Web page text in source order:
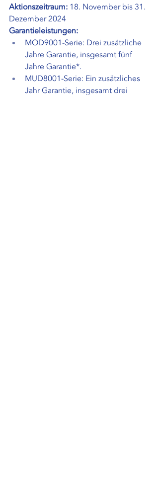
Aktionszeitraum: 18. November bis 31.
Dezember 2024
Garantieleistungen:
MOD9001-Serie: Drei zusätzliche
Jahre Garantie, insgesamt fünf
Jahre Garantie*.
MUD8001-Serie: Ein zusätzliches
Jahr Garantie, insgesamt drei